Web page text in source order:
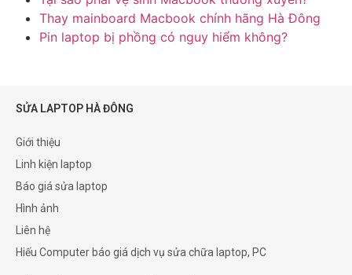
Thay mainboard Macbook chính hãng Hà Đông
Pin laptop bị phồng có nguy hiểm không?
SỬA LAPTOP HÀ ĐÔNG
Giới thiệu
Linh kiện laptop
Báo giá sửa laptop
Hình ảnh
Liên hệ
Hiếu Computer báo giá dịch vụ sửa chữa laptop, PC